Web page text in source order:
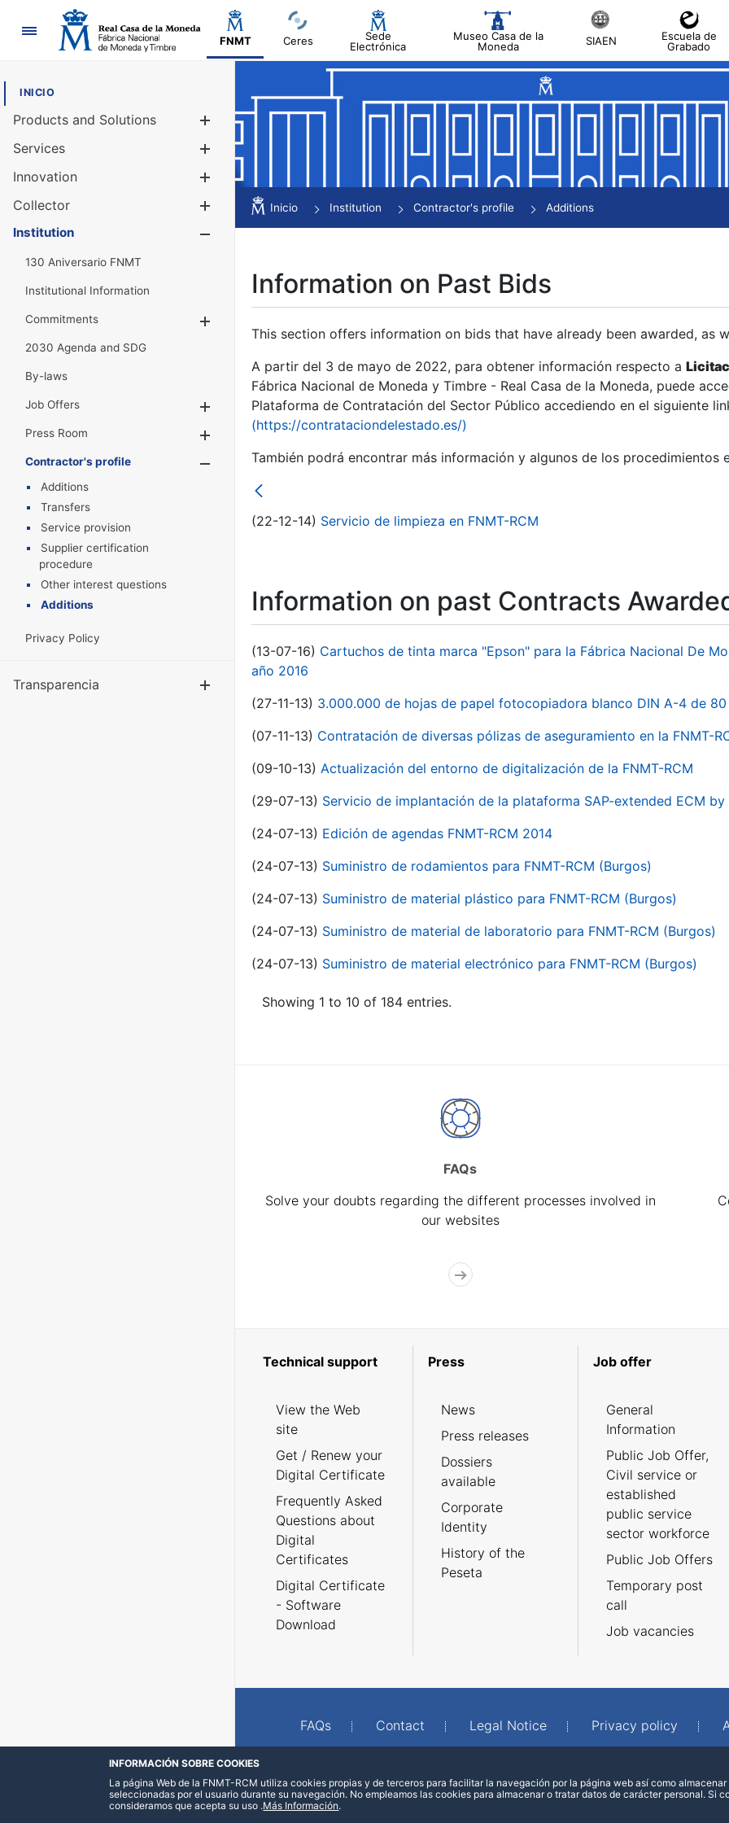
Navigation
FNMT Ceres
Sede
Electrónica
Museo Casa de la
Moneda
SIAEN
Escuela de
Grabado
INICIO
Products and Solutions
Services
Innovation
Collector
Show/Hide
Institution
130 Aniversario FNMT
Institutional Information
Commitments
2030 Agenda and SDG
By-laws
Job Offers
Show/Hide
Press Room
Show/Hide
Contractor's profile
Show/Hide
Additions
Transfers
Service provision
Supplier certification
procedure
Other interest questions
Additions
Privacy Policy
Transparencia
Inicio Institution Contractor's profile Additions
Information on Past Bids
This section offers information on bids that have already been awarded, as
A partir del 3 de mayo de 2022, para obtener información respecto a
Fábrica Nacional de Moneda y Timbre - Real Casa de la Moneda, puede
Plataforma de Contratación del Sector Público accediendo en el siguiente
(https://contrataciondelestado.es/)
También podrá encontrar más información y algunos de los procedimientos
(22-12-14) Servicio de limpieza en FNMT-RCM
Information on past Contracts
(13-07-16) Cartuchos de tinta marca "Epson" para la Fábrica Nacional De
año 2016
(27-11-13) 3.000.000 de hojas de papel fotocopiadora blanco DIN A-4 de 80
(07-11-13) Contratación de diversas pólizas de aseguramiento en la FNMT-
(09-10-13) Actualización del entorno de digitalización de la FNMT-RCM
(29-07-13) Servicio de implantación de la plataforma SAP-extended ECM by
(24-07-13) Edición de agendas FNMT-RCM 2014
(24-07-13) Suministro de rodamientos para FNMT-RCM (Burgos)
(24-07-13) Suministro de material plástico para FNMT-RCM (Burgos)
(24-07-13) Suministro de material de laboratorio para FNMT-RCM (Burgos)
(24-07-13) Suministro de material electrónico para FNMT-RCM (Burgos)
Showing 1 to 10 of 184 entries.
FAQs
Solve your doubts regarding the different processes involved in
our websites
Technical support
View the Web
site
Get / Renew your
Digital Certificate
Frequently Asked
Questions about
Digital
Certificates
Digital Certificate
- Software
Download
Press
News
Press releases
Dossiers
available
Corporate
Identity
History of the
Peseta
Job offer
General
Information
Public Job Offer,
Civil service or
established
public service
sector workforce
Public Job Offers
Temporary post
call
Job vacancies
FAQs Contact Legal Notice Privacy policy
INFORMACIÓN SOBRE COOKIES
La página Web de la FNMT-RCM utiliza cookies propias y de terceros para facilitar la navegación por la página web así como
seleccionadas por el usuario durante su navegación. No empleamos las cookies para almacenar o tratar datos de carácter personal. Si
consideramos que acepta su uso .Más Información.